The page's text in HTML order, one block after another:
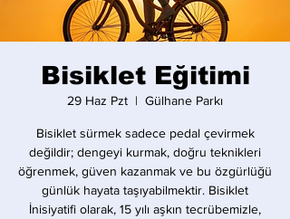
Bisiklet Eğitimi
29 Haz Pzt
  |
Gülhane Parkı
Bisiklet sürmek sadece pedal çevirmek
değildir; dengeyi kurmak, doğru teknikleri
öğrenmek, güven kazanmak ve bu özgürlüğü
günlük hayata taşıyabilmektir. Bisiklet
İnisiyatifi olarak, 15 yılı aşkın tecrübemizle,